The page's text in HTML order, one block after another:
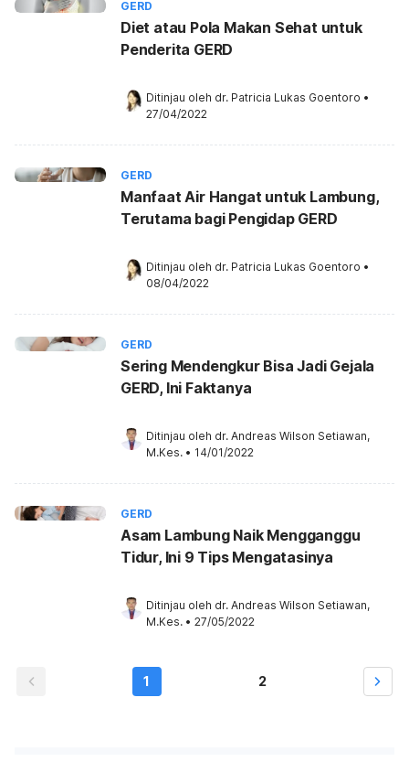
GERD
Diet atau Pola Makan Sehat untuk
Penderita GERD
Ditinjau oleh dr. Patricia Lukas Goentoro •
27/04/2022
GERD
Manfaat Air Hangat untuk Lambung,
Terutama bagi Pengidap GERD
Ditinjau oleh dr. Patricia Lukas Goentoro •
08/04/2022
GERD
Sering Mendengkur Bisa Jadi Gejala
GERD, Ini Faktanya
Ditinjau oleh dr. Andreas Wilson Setiawan,
M.Kes. • 14/01/2022
GERD
Asam Lambung Naik Mengganggu
Tidur, Ini 9 Tips Mengatasinya
Ditinjau oleh dr. Andreas Wilson Setiawan,
M.Kes. • 27/05/2022
1 2